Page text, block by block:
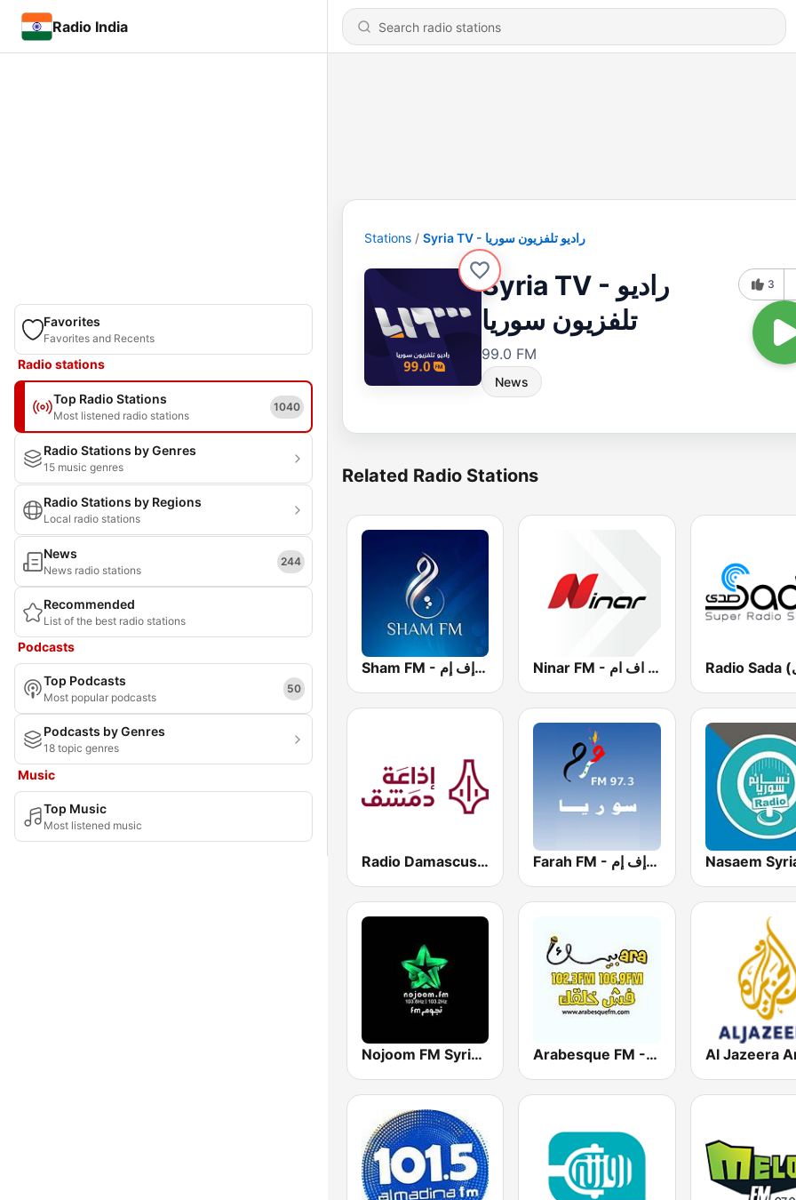
Radio India
Favorites
Favorites and Recents
Radio stations
Top Radio Stations
Most listened radio stations
1040
Radio Stations by Genres
15 music genres
Radio Stations by Regions
Local radio stations
News
News radio stations
244
Recommended
List of the best radio stations
Podcasts
Top Podcasts
Most popular podcasts
50
Podcasts by Genres
18 topic genres
Music
Top Music
Most listened music
Stations Syria TV - راديو تلفزيون سوريا
Syria TV - راديو
تلفزيون سوريا
99.0 FM
News
3
Related Radio Stations
Sham FM - إذاعة شام إف إم Ninar FM - نينار اف ام
Radio Damascus - راديو دمشق Farah FM - فرح إف إم
Nojoom FM Syria نجوم اف ام سوريا Arabesque FM - أرابيسك اف ام